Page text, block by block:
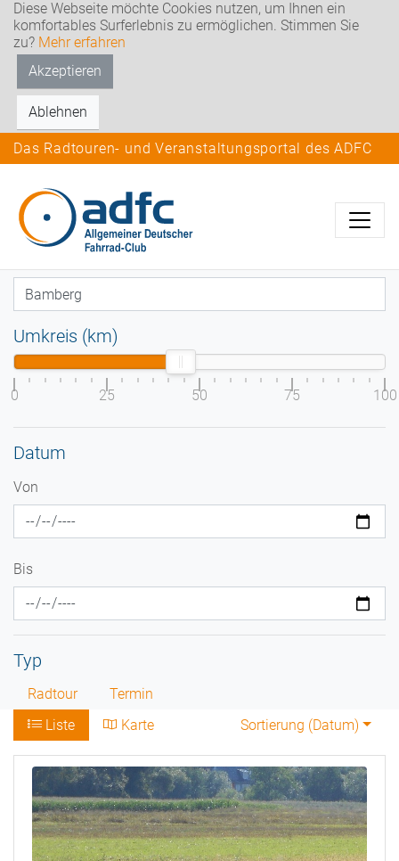
Diese Webseite möchte Cookies nutzen, um Ihnen ein
komfortables Surferlebnis zu ermöglichen. Stimmen Sie
zu? Mehr erfahren
Akzeptieren
Ablehnen
Das Radtouren- und Veranstaltungsportal des ADFC
Umkreis (km)
0 25 50 75 100
Datum
Von
Bis
Typ
Radtour
Termin
Liste
Karte Sortierung (Datum)